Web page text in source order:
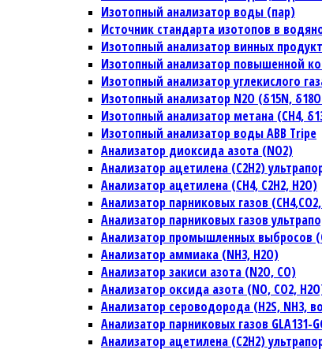
Изотопный анализатор воды (пар)
Источник стандарта изотопов в
Изотопный анализатор винных
Изотопный анализатор повышенной
Изотопный анализатор углекислого
Изотопный анализатор N2O (δ15N,
Изотопный анализатор метана (CH4,
Изотопный анализатор воды ABB Tripe
Анализатор диоксида азота (NO2)
Анализатор ацетилена (C2H2)
Анализатор ацетилена (CH4, C2H2, H2O)
Анализатор парниковых газов
Анализатор парниковых газов
Анализатор промышленных выбросов
Анализатор аммиака (NH3, H2O)
Анализатор закиси азота (N2O, CO)
Анализатор оксида азота (NO, CO2,
Анализатор сероводорода (H2S, NH3,
Анализатор парниковых газов GLA131-
Анализатор ацетилена (C2H2)